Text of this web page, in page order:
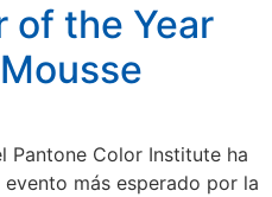
of the Year
Pantone Color Institute ha
más esperado por la